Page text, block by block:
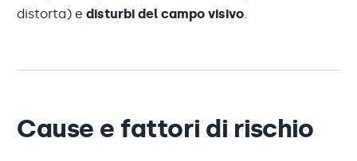
distorta) e disturbi del campo visivo.
Cause e fattori di rischio